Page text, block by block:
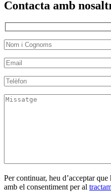
Contacta amb
Per continuar, heu d’acceptar
amb el consentiment per al